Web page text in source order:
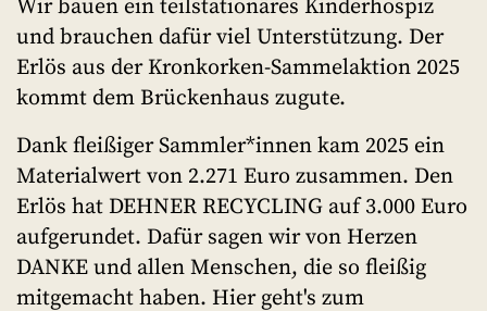
Wir bauen ein teilstationäres Kinderhospiz
und brauchen dafür viel Unterstützung. Der
Erlös aus der Kronkorken-Sammelaktion 2025
kommt dem Brückenhaus zugute.
Dank fleißiger Sammler*innen kam 2025 ein
Materialwert von 2.271 Euro zusammen. Den
Erlös hat DEHNER RECYCLING auf 3.000 Euro
aufgerundet. Dafür sagen wir von Herzen
DANKE und allen Menschen, die so fleißig
mitgemacht haben. Hier geht's zum